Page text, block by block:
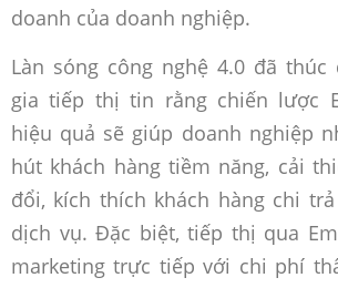
doanh của doanh nghiệp.
Làn sóng công nghệ 4.0 đã thúc
gia tiếp thị tin rằng chiến lược
hiệu quả sẽ giúp doanh nghiệp
hút khách hàng tiềm năng, cải
đổi, kích thích khách hàng chi
dịch vụ. Đặc biệt, tiếp thị qua
marketing trực tiếp với chi phí